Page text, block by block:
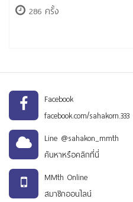
286 ครั้ง
Facebook
facebook.com/sahakorn.333
Line @sahakon_mmth
ค้นหาหรือคลิกที่นี่
MMth Online
สมาชิกออนไลน์